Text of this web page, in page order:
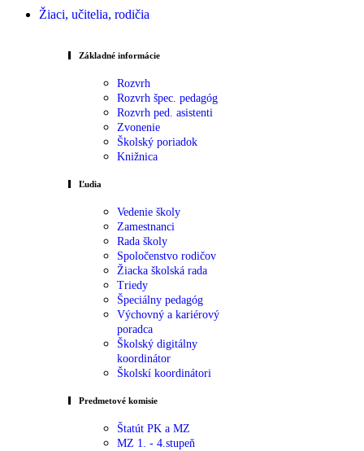
Žiaci, učitelia, rodičia
Základné informácie
Rozvrh
Rozvrh špec. pedagóg
Rozvrh ped. asistenti
Zvonenie
Školský poriadok
Knižnica
Ľudia
Vedenie školy
Zamestnanci
Rada školy
Spoločenstvo rodičov
Žiacka školská rada
Triedy
Špeciálny pedagóg
Výchovný a kariérový
poradca
Školský digitálny
koordinátor
Školskí koordinátori
Predmetové komisie
Štatút PK a MZ
MZ 1. - 4.stupeň